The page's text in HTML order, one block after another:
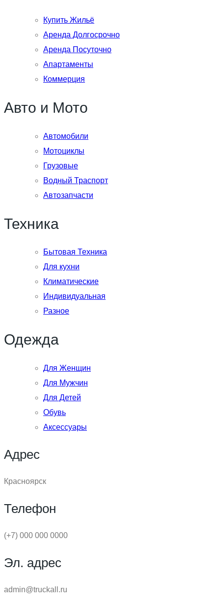
Купить Жильё
Аренда Долгосрочно
Аренда Посуточно
Апартаменты
Коммерция
Авто и Мото
Автомобили
Мотоциклы
Грузовые
Водный Траспорт
Автозапчасти
Техника
Бытовая Техника
Для кухни
Климатические
Индивидуальная
Разное
Одежда
Для Женщин
Для Мужчин
Для Детей
Обувь
Аксессуары
Адрес
Красноярск
Телефон
(+7) 000 000 0000
Эл. адрес
admin@truckall.ru